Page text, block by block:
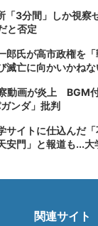
「3分間」しか視
と否定
郎氏が高市政権を
亡に向かいかねな
動画が炎上 BGM
ンダ」批判
サイトに仕込んだ
門」と報道も...大
関連サイト